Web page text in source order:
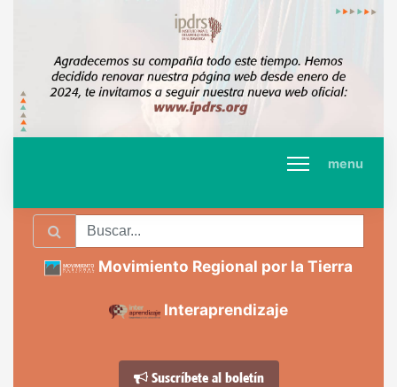
menu
Movimiento Regional por la Tierra
Interaprendizaje
Suscríbete al boletín